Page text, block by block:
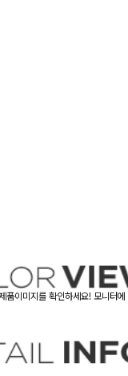
품이미지를 확인하세요! 모니터